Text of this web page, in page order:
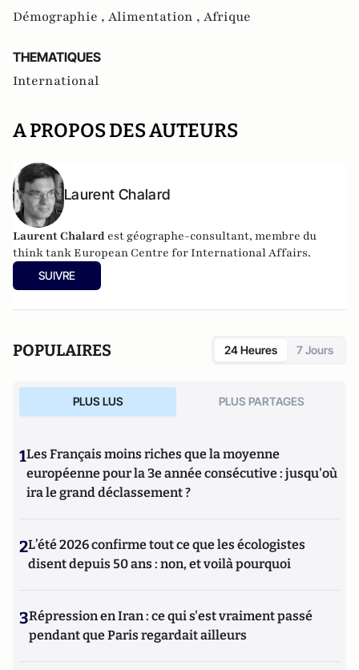
Démographie , Alimentation , Afrique
THEMATIQUES
International
A PROPOS DES AUTEURS
Laurent Chalard
Laurent Chalard est géographe-consultant, membre du
think tankEuropean Centre for International Affairs.
SUIVRE
POPULAIRES 24 Heures 7 Jours
PLUS LUS PLUS PARTAGES
1Les Français moins riches que la moyenne
européenne pour la 3e année consécutive : jusqu'où
ira le grand déclassement ?
2L’été 2026 confirme tout ce que les écologistes
disent depuis 50 ans : non, et voilà pourquoi
3Répression en Iran : ce qui s'est vraiment passé
pendant que Paris regardait ailleurs